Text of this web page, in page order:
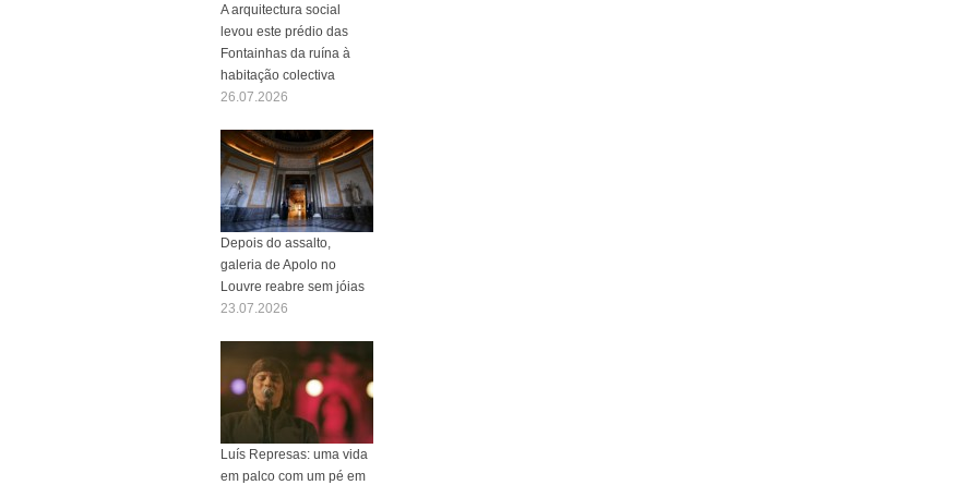
A arquitectura social
levou este prédio das
Fontainhas da ruína à
habitação colectiva
26.07.2026
Depois do assalto,
galeria de Apolo no
Louvre reabre sem jóias
23.07.2026
Luís Represas: uma vida
em palco com um pé em